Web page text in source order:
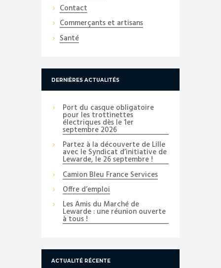
Contact
Commerçants et artisans
Santé
DERNIÈRES ACTUALITÉS
Port du casque obligatoire
pour les trottinettes
électriques dès le 1er
septembre 2026
Partez à la découverte de Lille
avec le Syndicat d’initiative de
Lewarde, le 26 septembre !
Camion Bleu France Services
Offre d’emploi
Les Amis du Marché de
Lewarde : une réunion ouverte
à tous !
ACTUALITÉ RÉCENTE